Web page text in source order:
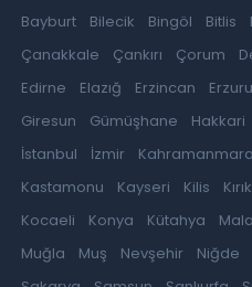
Bayburt
Bilecik Bingöl Bitlis
Çanakkale
Çankırı Çorum
Edirne
Elazığ Erzincan
Giresun
Gümüşhane Hakkari
İstanbul
İzmir
Kastamonu
Kayseri Kilis
Kocaeli
Konya Kütahya
Muğla
Muş Nevşehir Niğde